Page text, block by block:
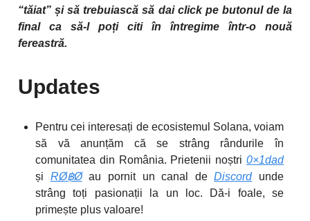
“tăiat” și să trebuiască să dai click pe butonul de la
final ca să-l poți citi în întregime într-o nouă
fereastră.
Updates
Pentru cei interesați de ecosistemul Solana, voiam
să vă anunțăm că se strâng rândurile în
comunitatea din România. Prietenii noștri 0×1dad
și RØ฿Øau pornit un canal deDiscordunde
strâng toți pasionații la un loc. Dă-i foale, se
primește plus valoare!